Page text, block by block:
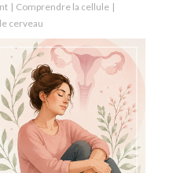
Comprendre la cellule
cerveau